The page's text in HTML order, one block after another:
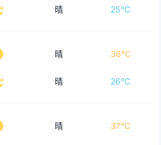
晴 25℃
晴 36℃
晴 26℃
晴 37℃